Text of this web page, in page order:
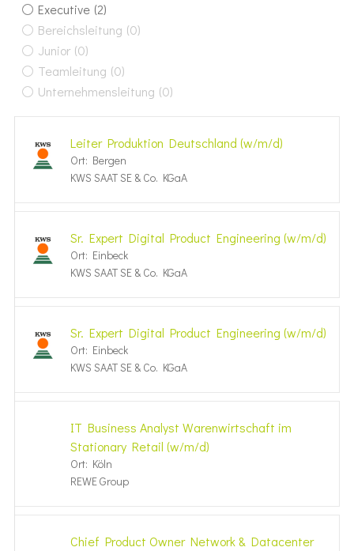
Executive (2)
Bereichsleitung (0)
Junior (0)
Teamleitung (0)
Unternehmensleitung (0)
Leiter Produktion Deutschland (w/m/d)
Ort: Bergen
KWS SAAT SE & Co. KGaA
Sr. Expert Digital Product Engineering (w/m/d)
Ort: Einbeck
KWS SAAT SE & Co. KGaA
Sr. Expert Digital Product Engineering (w/m/d)
Ort: Einbeck
KWS SAAT SE & Co. KGaA
IT Business Analyst Warenwirtschaft im
Stationary Retail (w/m/d)
Ort: Köln
REWE Group
Chief Product Owner Network & Datacenter